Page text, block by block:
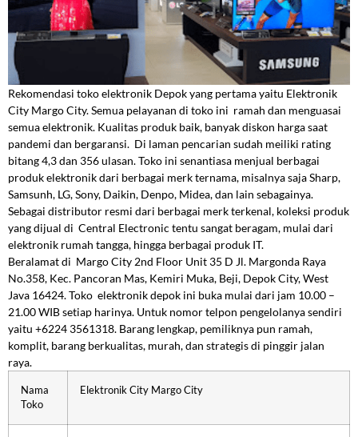
Rekomendasi toko elektronik Depok yang pertama yaitu Elektronik
City Margo City. Semua pelayanan di toko ini ramah dan menguasai
semua elektronik. Kualitas produk baik, banyak diskon harga saat
pandemi dan bergaransi. Di laman pencarian sudah meiliki rating
bitang 4,3 dan 356 ulasan. Toko ini senantiasa menjual berbagai
produk elektronik dari berbagai merk ternama, misalnya saja Sharp,
Samsunh, LG, Sony, Daikin, Denpo, Midea, dan lain sebagainya.
Sebagai distributor resmi dari berbagai merk terkenal, koleksi produk
yang dijual di Central Electronic tentu sangat beragam, mulai dari
elektronik rumah tangga, hingga berbagai produk IT.
Beralamat di Margo City 2nd Floor Unit 35 D Jl. Margonda Raya
No.358, Kec. Pancoran Mas, Kemiri Muka, Beji, Depok City, West
Java 16424. Toko elektronik depok ini buka mulai dari jam 10.00 –
21.00 WIB setiap harinya. Untuk nomor telpon pengelolanya sendiri
yaitu +6224 3561318. Barang lengkap, pemiliknya pun ramah,
komplit, barang berkualitas, murah, dan strategis di pinggir jalan
raya.
Nama
Toko
Elektronik City Margo City